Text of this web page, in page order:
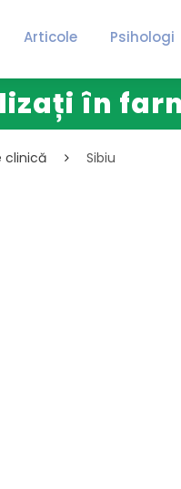
Articole Psihologi
în
clinică Sibiu